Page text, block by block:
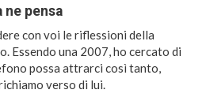
pensa
con voi le riflessioni della
Essendo una 2007, ho cercato di
possa attrarci così tanto,
verso di lui.